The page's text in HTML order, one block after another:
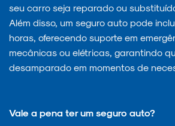
seu carro seja reparado ou
Além disso, um seguro auto pode
horas, oferecendo suporte em
mecânicas ou elétricas, garantindo
desamparado em momentos de
Vale a pena ter um seguro auto?